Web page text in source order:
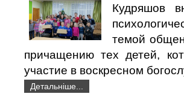
Кудряшов
темой
причащению тех детей,
участие в воскресном
Детальніше...